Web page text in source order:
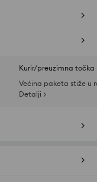
Kurir/preuzimna točka
Većina paketa stiže u
Detalji >